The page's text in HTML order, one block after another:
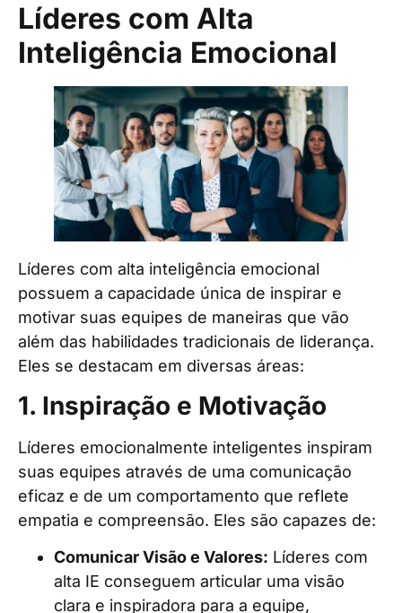
Líderes com Alta
Inteligência Emocional
Líderes com alta inteligência emocional
possuem a capacidade única de inspirar e
motivar suas equipes de maneiras que vão
além das habilidades tradicionais de liderança.
Eles se destacam em diversas áreas:
1. Inspiração e Motivação
Líderes emocionalmente inteligentes inspiram
suas equipes através de uma comunicação
eficaz e de um comportamento que reflete
empatia e compreensão. Eles são capazes de:
Comunicar Visão e Valores: Líderes com
alta IE conseguem articular uma visão
clara e inspiradora para a equipe,